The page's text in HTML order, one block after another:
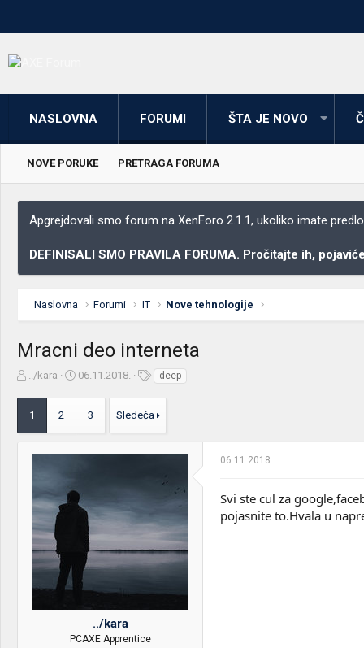
NASLOVNA FORUMI ŠTA JE NOVO
NOVE PORUKE PRETRAGA FORUMA
Apgrejdovali smo forum na XenForo 2.1.1, ukoliko imate
DEFINISALI SMO PRAVILA FORUMA. Pročitajte ih,
Naslovna Forumi IT Nove tehnologije
Mracni deo interneta
e
t
e
m
e
../kara
D
m
r
e
a
06.11.2018.
a
k
deep
1 2 3 Sledeća
../kara
PCAXE Apprentice
06.11.2018.
Svi ste cul za
pojasnite to.Hvala u